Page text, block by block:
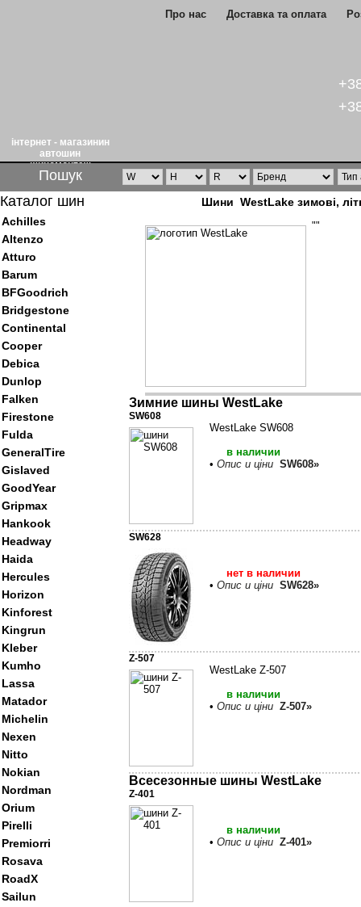
Про нас Доставка та оплата
інтернет - магазинин
автошин
шиномонтаж
Пошук
Каталог шин
Achilles
Altenzo
Atturo
Barum
BFGoodrich
Bridgestone
Continental
Cooper
Debica
Dunlop
Falken
Firestone
Fulda
GeneralTire
Gislaved
GoodYear
Gripmax
Hankook
Headway
Haida
Hercules
Horizon
Kinforest
Kingrun
Kleber
Kumho
Lassa
Matador
Michelin
Nexen
Nitto
Nokian
Nordman
Orium
Pirelli
Premiorri
Rosava
RoadX
Sailun
Шини WestLake зимові,
""
Зимние шины WestLake
SW608
WestLake SW608
в наличии
• Опис и ціни SW608»
SW628
нет в наличии
• Опис и ціни SW628»
Z-507
WestLake Z-507
в наличии
• Опис и ціни Z-507»
Всесезонные шины WestLake
Z-401
в наличии
• Опис и ціни Z-401»